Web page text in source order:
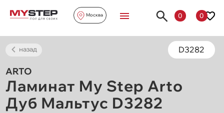
Москва 0 0
назад D3282
ARTO
Ламинат My Step Arto
Дуб Мальтус D3282